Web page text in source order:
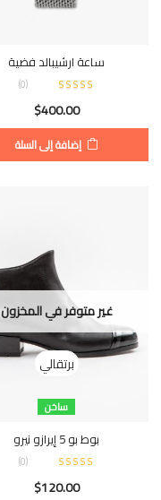
ساعة ارشيبالد فضية
(
0
)
$400.00
إضافة إلى السلة
ساخن
غير متوفر في المخزون
برتقالي
بوط بو 5 إيرازو نيرو
(
0
)
$120.00